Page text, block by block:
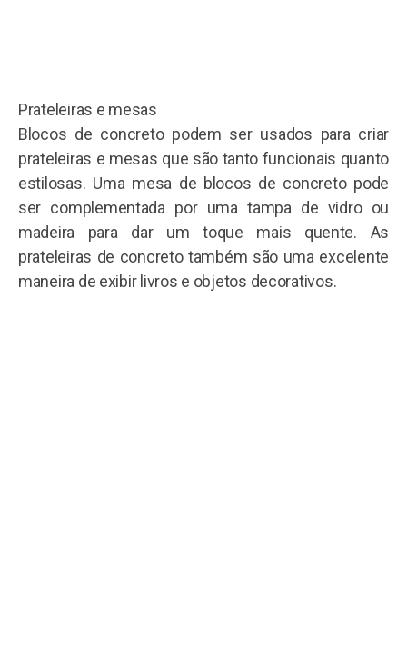
Prateleiras e mesas
Blocos de concreto podem ser usados ​​para criar
prateleiras e mesas que são tanto funcionais quanto
estilosas. Uma mesa de blocos de concreto pode
ser complementada por uma tampa de vidro ou
madeira para dar um toque mais quente. As
prateleiras de concreto também são uma excelente
maneira de exibir livros e objetos decorativos.